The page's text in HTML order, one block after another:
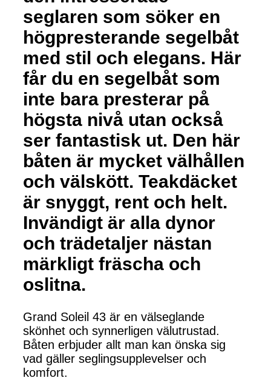
seglaren som söker en
högpresterande segelbåt
med stil och elegans. Här
får du en segelbåt som
inte bara presterar på
högsta nivå utan också
ser fantastisk ut. Den här
båten är mycket välhållen
och välskött. Teakdäcket
är snyggt, rent och helt.
Invändigt är alla dynor
och trädetaljer nästan
märkligt fräscha och
oslitna.
Grand Soleil 43 är en välseglande
skönhet och synnerligen välutrustad.
Båten erbjuder allt man kan önska sig
vad gäller seglingsupplevelser och
komfort.